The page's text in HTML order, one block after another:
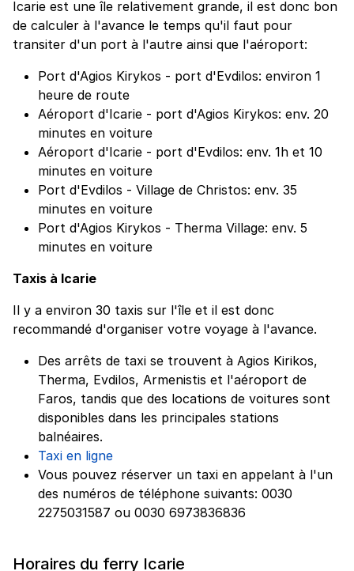
Icarie est une île relativement grande, il est donc bon
de calculer à l'avance le temps qu'il faut pour
transiter d'un port à l'autre ainsi que l'aéroport:
Port d'Agios Kirykos - port d'Evdilos: environ 1
heure de route
Aéroport d'Icarie - port d'Agios Kirykos: env. 20
minutes en voiture
Aéroport d'Icarie - port d'Evdilos: env. 1h et 10
minutes en voiture
Port d'Evdilos - Village de Christos: env. 35
minutes en voiture
Port d'Agios Kirykos - Therma Village: env. 5
minutes en voiture
Taxis à Icarie
Il y a environ 30 taxis sur l'île et il est donc
recommandé d'organiser votre voyage à l'avance.
Des arrêts de taxi se trouvent à Agios Kirikos,
Therma, Evdilos, Armenistis et l'aéroport de
Faros, tandis que des locations de voitures sont
disponibles dans les principales stations
balnéaires.
Taxi en ligne
Vous pouvez réserver un taxi en appelant à l'un
des numéros de téléphone suivants: 0030
2275031587 ou 0030 6973836836
Horaires du ferry Icarie